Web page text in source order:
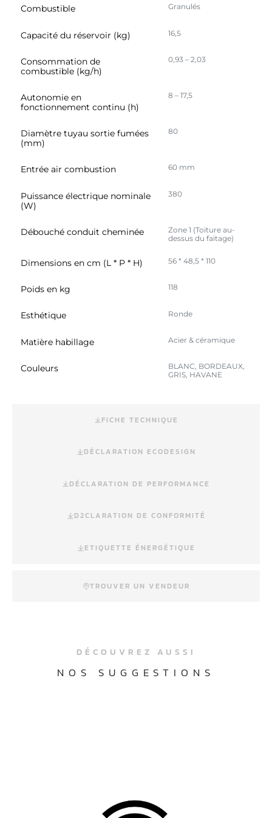
avec d'autres informations que vous leur avez fournies
services.
Combustible Granulés
Capacité du réservoir (kg) 16,5
Consommation de
combustible (kg/h)
0,93 – 2,03
Autonomie en
fonctionnement continu (h)
8 – 17,5
Diamètre tuyau sortie fumées
(mm)
80
Entrée air combustion 60 mm
Puissance électrique nominale
(W)
380
Débouché conduit cheminée
Zone 1 (Toiture au-
dessus du faitage)
Dimensions en cm (L * P * H) 56 * 48,5 * 110
Poids en kg 118
Esthétique Ronde
Matière habillage Acier & céramique
Couleurs
BLANC, BORDEAUX,
GRIS, HAVANE
FICHE TECHNIQUE
DÉCLARATION ECODESIGN
DÉCLARATION DE PERFORMANCE
D2CLARATION DE CONFORMITÉ
ETIQUETTE ÉNERGÉTIQUE
TROUVER UN VENDEUR
DÉCOUVREZ AUSSI
NOS SUGGESTIONS